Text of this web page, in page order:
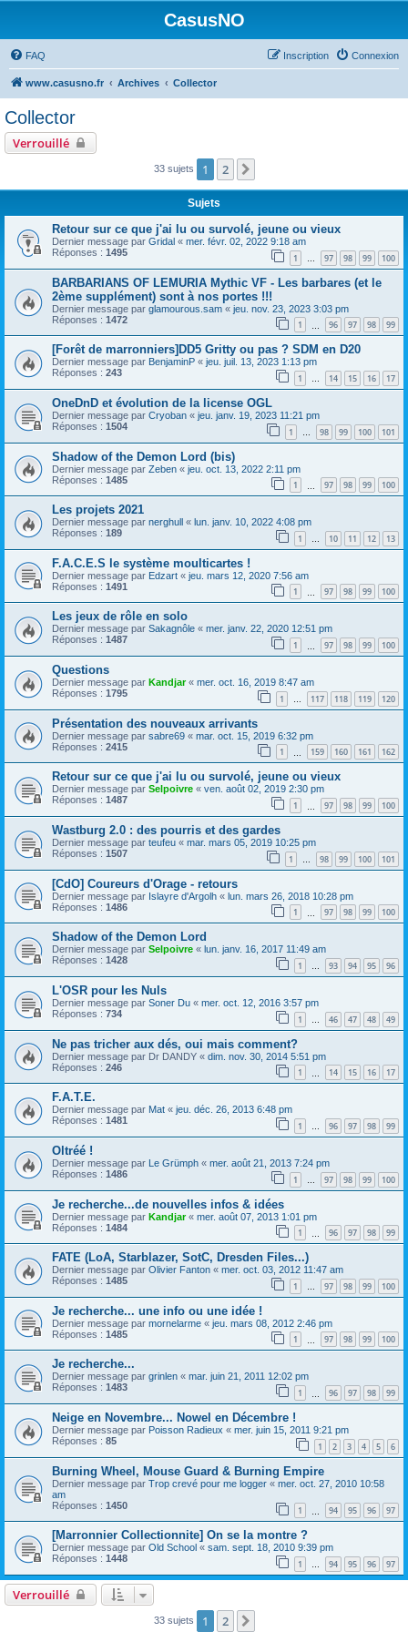
CasusNO
FAQ Connexion
Inscription
www.casusno.fr Archives Collector
Collector
Verrouillé
33 sujets 1 2
Sujets
Retour sur ce que j'ai lu ou survolé, jeune ou vieux
Dernier message par Gridal « mer. févr. 02, 2022 9:18 am
Réponses : 1495 1 … 97 98 99 100
BARBARIANS OF LEMURIA Mythic VF - Les barbares (et le
2ème supplément) sont à nos portes !!!
Dernier message par glamourous.sam « jeu. nov. 23, 2023 3:03 pm
Réponses : 1472 1 96 97 98 99
[Forêt de marronniers]DD5 Gritty ou pas ? SDM en D20
Dernier message par BenjaminP « jeu. juil. 13, 2023 1:13 pm
Réponses : 243 1 … 14 15 16 17
OneDnD et évolution de la license OGL
Dernier message par Cryoban « jeu. janv. 19, 2023 11:21 pm
Réponses : 1504 1 … 98 99 100 101
Shadow of the Demon Lord (bis)
Dernier message par Zeben « jeu. oct. 13, 2022 2:11 pm
Réponses : 1485 1 97 98 99 100
Les projets 2021
Dernier message par nerghull « lun. janv. 10, 2022 4:08 pm
Réponses : 189 1 … 10 11 12 13
F.A.C.E.S le système moulticartes !
Dernier message par Edzart « jeu. mars 12, 2020 7:56 am
Réponses : 1491 1 97 98 99 100
Les jeux de rôle en solo
Dernier message par Sakagnôle « mer. janv. 22, 2020 12:51 pm
Réponses : 1487 1 97 98 99 100
Questions
Dernier message par Kandjar« mer. oct. 16, 2019 8:47 am
Réponses : 1795 1 … 117 118 119 120
Présentation des nouveaux arrivants
Dernier message par sabre69 « mar. oct. 15, 2019 6:32 pm
Réponses : 2415 1 159 160 161 162
Retour sur ce que j'ai lu ou survolé, jeune ou vieux
Dernier message par Selpoivre « ven. août 02, 2019 2:30 pm
Réponses : 1487 1 97 98 99 100
Wastburg 2.0 : des pourris et des gardes
Dernier message par teufeu « mar. mars 05, 2019 10:25 pm
Réponses : 1507 1 … 98 99 100 101
[CdO] Coureurs d'Orage - retours
Dernier message par Islayre d'Argolh « lun. mars 26, 2018 10:28 pm
Réponses : 1486 1 97 98 99 100
Shadow of the Demon Lord
Dernier message par Selpoivre « lun. janv. 16, 2017 11:49 am
Réponses : 1428 1 … 93 94 95 96
L'OSR pour les Nuls
Dernier message par Soner Du « mer. oct. 12, 2016 3:57 pm
Réponses : 734 1 … 46 47 48 49
Ne pas tricher aux dés, oui mais comment?
Dernier message par Dr DANDY « dim. nov. 30, 2014 5:51 pm
Réponses : 246 1 14 15 16 17
F.A.T.E.
Dernier message par Mat « jeu. déc. 26, 2013 6:48 pm
Réponses : 1481 1 … 96 97 98 99
Oltréé !
Dernier message par Le Grümph « mer. août 21, 2013 7:24 pm
Réponses : 1486 1 97 98 99 100
Je recherche...de nouvelles infos & idées
Dernier message par Kandjar« mer. août 07, 2013 1:01 pm
Réponses : 1484 1 96 97 98 99
FATE (LoA, Starblazer, SotC, Dresden Files...)
Dernier message par Olivier Fanton « mer. oct. 03, 2012 11:47 am
Réponses : 1485 1 … 97 98 99 100
Je recherche... une info ou une idée !
Dernier message par mornelarme « jeu. mars 08, 2012 2:46 pm
Réponses : 1485 1 97 98 99 100
Je recherche...
Dernier message par grinlen « mar. juin 21, 2011 12:02 pm
Réponses : 1483 1 96 97 98 99
Neige en Novembre... Nowel en Décembre !
Dernier message par Poisson Radieux « mer. juin 15, 2011 9:21 pm
Réponses : 85 1 2 3 4 5 6
Burning Wheel, Mouse Guard & Burning Empire
Dernier message par Trop crevé pour me logger « mer. oct. 27, 2010 10:58
am
Réponses : 1450 1 94 95 96 97
[Marronnier Collectionnite] On se la montre ?
Dernier message par Old School « sam. sept. 18, 2010 9:39 pm
Réponses : 1448 1 … 94 95 96 97
Verrouillé
33 sujets 1 2